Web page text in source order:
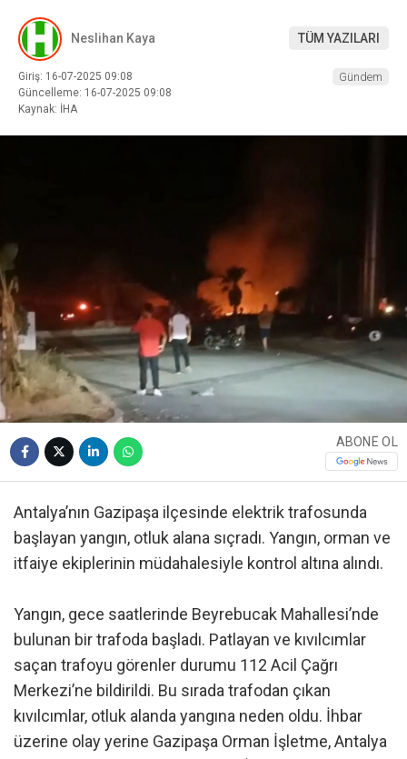
Neslihan Kaya TÜM YAZILARI
Giriş: 16-07-2025 09:08
Güncelleme: 16-07-2025 09:08
Kaynak: İHA
Gündem
ABONE OL
Antalya’nın Gazipaşa ilçesinde elektrik trafosunda
başlayan yangın, otluk alana sıçradı. Yangın, orman ve
itfaiye ekiplerinin müdahalesiyle kontrol altına alındı.
Yangın, gece saatlerinde Beyrebucak Mahallesi’nde
bulunan bir trafoda başladı. Patlayan ve kıvılcımlar
saçan trafoyu görenler durumu 112 Acil Çağrı
Merkezi’ne bildirildi. Bu sırada trafodan çıkan
kıvılcımlar, otluk alanda yangına neden oldu. İhbar
üzerine olay yerine Gazipaşa Orman İşletme, Antalya